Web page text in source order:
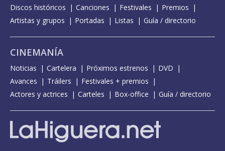
Discos históricos
Canciones Festivales
Premios
Artistas y grupos
Portadas Listas Guía / directorio
CINEMANÍA
Noticias Cartelera Próximos estrenos
DVD
Avances
Tráilers
Festivales + premios
Actores y actrices
Carteles Box-office Guía / directorio